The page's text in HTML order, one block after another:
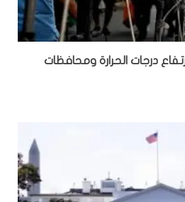
درجات الحرارة ومحافظات